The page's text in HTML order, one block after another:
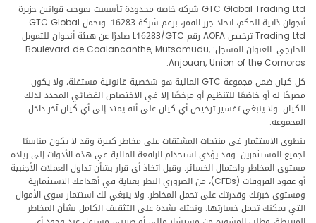
GTC Global Trading Ltd شركة خاصة محدودة تأسست بموجب قوانين جزيرة
أنجوان ذاتية الحكم، اتحاد جزر القمر، برقم شركة 16283. وتحمل GTC Global
Trading Ltd ترخيص AOFA رقم L16283/GTC صادرًا عن هيئة أنجوان للتمويل
الخارجي. العنوان المسجل: Boulevard de Coalancanthe, Mutsamudu,
Anjouan, Union of the Comoros.
كل كيان ضمن مجموعة GTC المالية هو شخصية قانونية مستقلة، ولا يكون
مصرحًا له أو خاضعًا للتنظيم أو مرخصًا إلا في الاختصاص القضائي المحدد لذلك
الكيان. ولا ينبغي تفسير ترخيص أي كيان على أنه يمتد إلى أي كيان آخر داخل
المجموعة.
ينطوي الاستثمار في منتجات المشتقات على مخاطر كبيرة وقد لا يكون مناسبًا
لجميع المستثمرين. وقد يؤدي استخدام الرافعة المالية في هذه الأدوات إلى زيادة
مستوى المخاطر واحتمال الخسائر. وقبل اتخاذ أي قرار بشأن تداول العملات الأجنبية
أو عقود الفروقات (CFDs)، من الضروري النظر بعناية في أهدافك الاستثمارية
ومستوى خبرتك وقدرتك على تحمل المخاطر. ولا ينبغي لك استثمار سوى الأموال
التي يمكنك تحمل خسارتها. ونحثك بشدة على التثقيف الكامل بشأن المخاطر